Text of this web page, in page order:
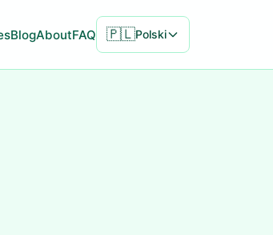
BlogAboutFAQ 🇵🇱Polski